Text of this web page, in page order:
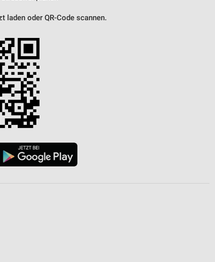
oder QR-Code scannen.